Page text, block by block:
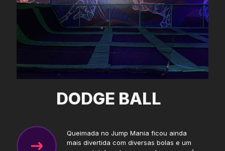
DODGE BALL
Queimada no Jump Mania ficou ainda
mais divertida com diversas bolas e um